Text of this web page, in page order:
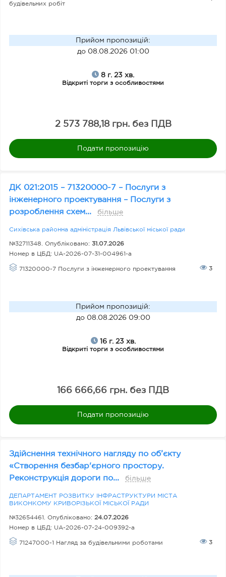
будівельних робіт
Прийом пропозицій:
до 08.08.2026 01:00
8 г. 23 хв.
Відкриті торги з особливостями
2 573 788,18 грн. без ПДВ
Подати пропозицію
ДК 021:2015 – 71320000-7 – Послуги з
інженерного проектування – Послуги з
розроблення схем...
більше
Сихівська районна адміністрація Львівської міської ради
№32711348. Опубліковано: 31.07.2026
Номер в ЦБД: UA-2026-07-31-004961-a
71320000-7 Послуги з інженерного проектування 3
Прийом пропозицій:
до 08.08.2026 09:00
16 г. 23 хв.
Відкриті торги з особливостями
166 666,66 грн. без ПДВ
Подати пропозицію
Здійснення технічного нагляду по об’єкту
«Створення безбар'єрного простору.
Реконструкція дороги по...
більше
ДЕПАРТАМЕНТ РОЗВИТКУ ІНФРАСТРУКТУРИ МІСТА
ВИКОНКОМУ КРИВОРІЗЬКОЇ МІСЬКОЇ РАДИ
№32654461. Опубліковано: 24.07.2026
Номер в ЦБД: UA-2026-07-24-009392-a
71247000-1 Нагляд за будівельними роботами 3